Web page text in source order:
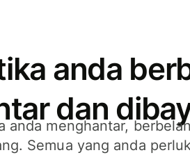
anda
dan
anda menghantar,
Semua yang anda